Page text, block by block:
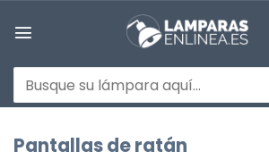
Buscar
por:
Pantallas de ratán